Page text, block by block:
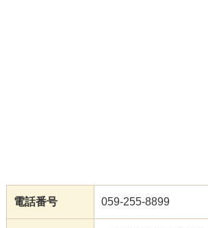
電話番号 059-255-8899